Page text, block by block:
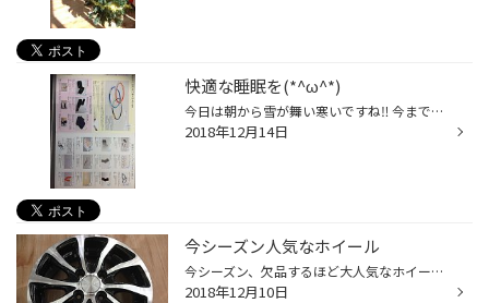
快適な睡眠を(*^ω^*)
今日は朝から雪が舞い寒いですね‼️ 今まで冷え込みが少なかったぶん余計に寒く感じてしまいます。寒いと首をすくめて肩や 首筋が固まり疲れが倍増する気がします(^_^;) そんな時に心強い味方、SEVルーパーは自分も体感度が大きかったので自信を持ってオススメ させて頂きます。 自分も始めは半信半...
2018年12月14日
今シーズン人気なホイール
今シーズン、欠品するほど大人気なホイール！ バルミナT10のホイールになります。 ひねりのデザイン、カラー、オシャレっすね〜 当店では軽14インチなら在庫ありますよ！ 早い者勝ち！是非ご来店お待ちしております（＾ω＾）
2018年12月10日